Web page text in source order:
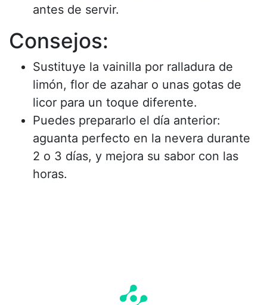
antes de servir.
Consejos:
Sustituye la vainilla por ralladura de
limón, flor de azahar o unas gotas de
licor para un toque diferente.
Puedes prepararlo el día anterior:
aguanta perfecto en la nevera durante
2 o 3 días, y mejora su sabor con las
horas.